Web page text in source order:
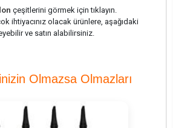
çeşitlerini görmek için tıklayın.
ihtiyacınız olacak ürünlere, aşağıdaki
ve satın alabilirsiniz.
Olmazsa Olmazları